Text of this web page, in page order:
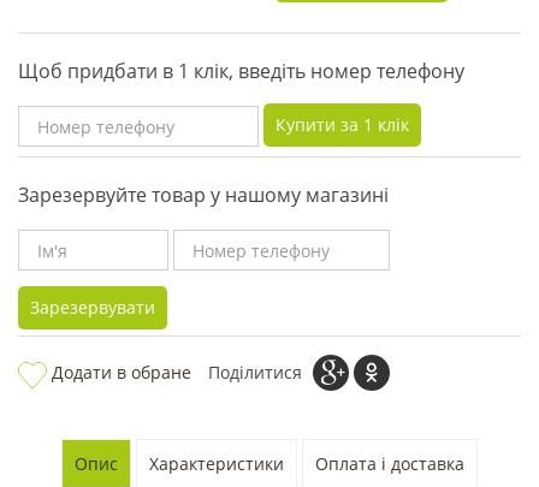
Щоб придбати в 1 клік, введіть номер телефону
Купити за 1 клiк
Зарезервуйте товар у нашому магазині
Зарезервувати
Додати в обране Поділитися
Опис Характеристики Оплата і доставка